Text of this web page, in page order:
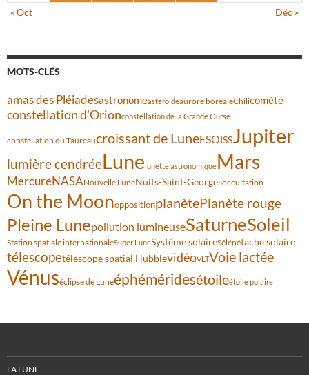
« Oct
Déc »
MOTS-CLÉS
amas des Pléiadesastronomeastéroïdeaurore boréaleChilicomète
constellation d'Orionconstellation de la Grande Ourse
constellation du Taureaucroissant de LuneESOISSJupiter
lumière cendréeLune lunette astronomiqueMars
MercureNASANouvelle LuneNuits-Saint-Georgesoccultation
On the MoonoppositionplanètePlanète rouge
Pleine Lunepollution lumineuseSaturneSoleil
Station spatiale internationaleSuper LuneSystème solaireSélénétache solaire
télescopetélescope spatial HubblevidéoVLTVoie lactée
Vénuséclipse de Luneéphéméridesétoileétoile polaire
LA LUNE